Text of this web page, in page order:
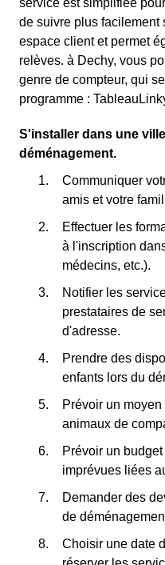
service est simplifiée
de suivre plus facilement
espace client et permet
relèves. à Dechy, vous
genre de compteur, qui
programme :
S'installer dans une
déménagement.
Communiquer
amis et votre
Effectuer les
à l'inscription
médecins, etc.).
Notifier les
prestataires de
d'adresse.
Prendre des
enfants lors du
Prévoir un
animaux de
Prévoir un
imprévues liées
Demander des
de
Choisir une date